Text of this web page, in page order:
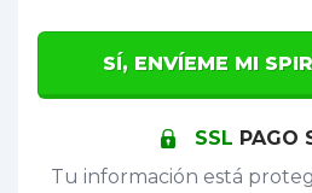
SÍ, ENVÍEME MI
SSL PAGO
Tu información está